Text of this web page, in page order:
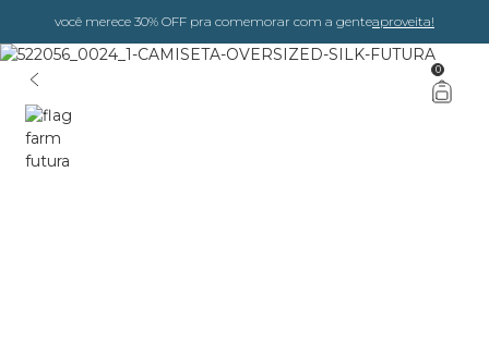
você merece 30% OFF pra comemorar com a genteaproveita!
0